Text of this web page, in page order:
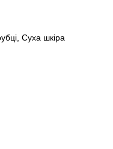
Суха шкіра